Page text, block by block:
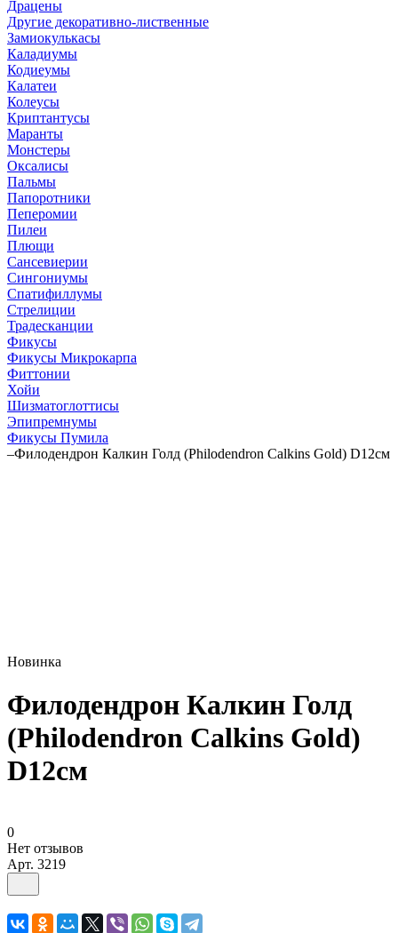
Драцены
Другие декоративно-лиственные
Замиокулькасы
Каладиумы
Кодиеумы
Калатеи
Колеусы
Криптантусы
Маранты
Монстеры
Оксалисы
Пальмы
Папоротники
Пеперомии
Пилеи
Плющи
Сансевиерии
Сингониумы
Спатифиллумы
Стрелиции
Традесканции
Фикусы
Фикусы Микрокарпа
Фиттонии
Хойи
Шизматоглоттисы
Эпипремнумы
Фикусы Пумила
–Филодендрон Калкин Голд (Philodendron Calkins Gold) D12см
Новинка
Филодендрон Калкин Голд
(Philodendron Calkins Gold)
D12см
0
Нет отзывов
Арт. 3219